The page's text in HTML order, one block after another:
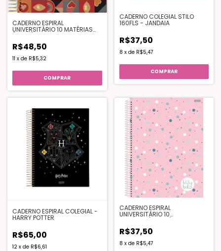
CADERNO ESPIRAL
UNIVERSITÁRIO 10 MATÉRIAS
JANDAIA
R$48,50
11 x de R$5,32
COMPRAR
CADERNO COLEGIAL STILO
160FLS - JANDAIA
R$37,50
8 x de R$5,47
CADERNO ESPIRAL COLEGIAL -
HARRY POTTER
R$65,00
12 x de R$6,61
CADERNO ESPIRAL
UNIVERSITÁRIO 10
BALLS
R$37,50
8 x de R$5,47